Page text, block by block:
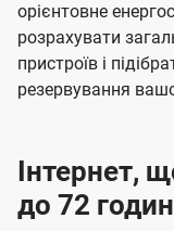
орієнтовне
розрахувати
пристроїв і
резервування
Інтернет,
до 72